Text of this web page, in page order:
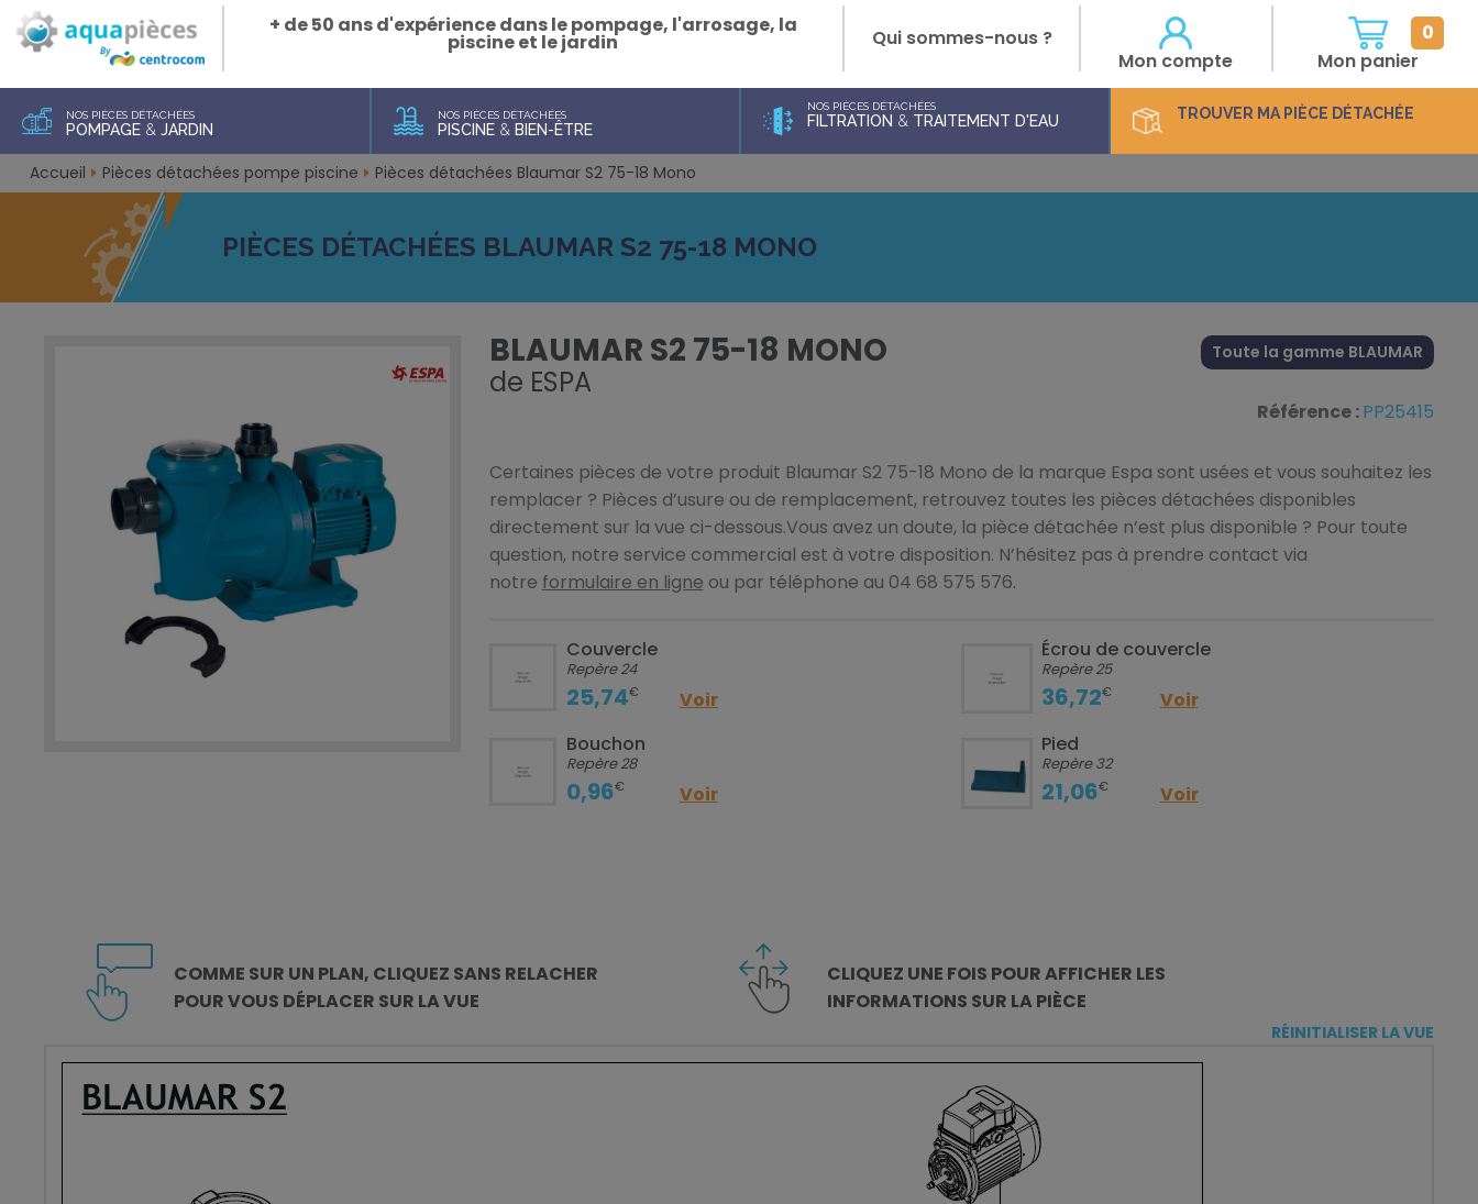
+ de 50 ans d'expérience dans le pompage, l'arrosage, la
piscine et le jardin
Qui sommes-nous ?
Mon compte
Mon panier
0
NOS PIÈCES DÉTACHÉES
POMPAGE & JARDIN
NOS PIÈCES DÉTACHÉES
PISCINE & BIEN-ÊTRE
NOS PIÈCES DÉTACHÉES
FILTRATION & TRAITEMENT D'EAU TROUVER MA PIÈCE DÉTACHÉE
Accueil Pièces détachées pompe piscine Pièces détachées Blaumar S2 75-18 Mono
PIÈCES DÉTACHÉES BLAUMAR S2 75-18 MONO
BLAUMAR S2 75-18 MONO
de ESPA
Toute la gamme BLAUMAR
Référence :PP25415
Certaines pièces de votre produit Blaumar S2 75-18 Mono de la marque Espa sont usées et vous souhaitez les
remplacer ? Pièces d’usure ou de remplacement, retrouvez toutes les pièces détachées disponibles
directement sur la vue ci-dessous.Vous avez un doute, la pièce détachée n’est plus disponible ? Pour toute
question, notre service commercial est à votre disposition. N’hésitez pas à prendre contact via
notre formulaire en ligne ou par téléphone au 04 68 575 576.
Couvercle
Repère 24
25,74€ Voir
Écrou de couvercle
Repère 25
36,72€
Voir
Bouchon
Repère 28
0,96€ Voir
Pied
Repère 32
21,06€ Voir
COMME SUR UN PLAN, CLIQUEZ SANS RELACHER
POUR VOUS DÉPLACER SUR LA VUE
CLIQUEZ UNE FOIS POUR AFFICHER LES
INFORMATIONS SUR LA PIÈCE
RÉINITIALISER LA VUE